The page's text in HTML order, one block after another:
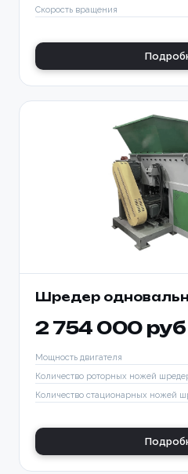
Скорость вращения
Шредер
2 754 000 руб
Мощность двигателя
Количество роторных ножей
Количество стационарных ножей